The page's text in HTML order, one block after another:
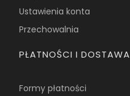
Ustawienia konta
Przechowalnia
PŁATNOŚCI I DOSTAWA
Formy płatności